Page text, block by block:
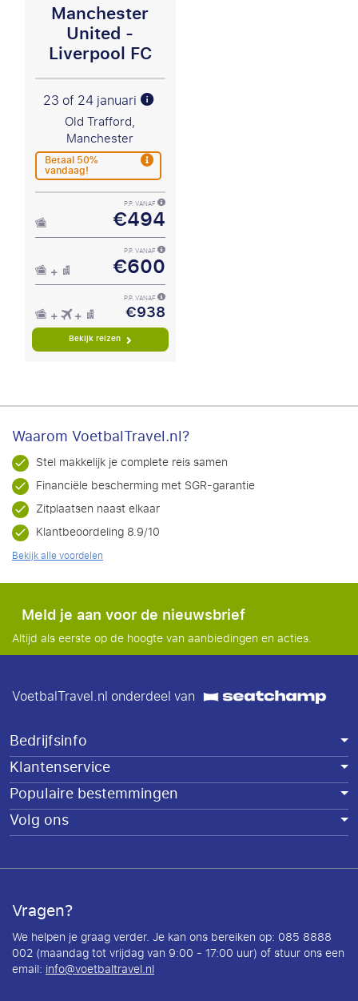
Manchester
United -
Liverpool FC
23 of 24 januari
Old Trafford,
Manchester
Betaal 50%
vandaag!
P.P. VANAF
€494
P.P. VANAF
€600
P.P. VANAF
€938
Bekijk reizen
Waarom VoetbalTravel.nl?
Stel makkelijk je complete reis samen
Financiële bescherming met SGR-garantie
Zitplaatsen naast elkaar
Klantbeoordeling 8.9/10
Bekijk alle voordelen
Meld je aan voor de nieuwsbrief
Altijd als eerste op de hoogte van aanbiedingen en acties.
VoetbalTravel.nl onderdeel van
Bedrijfsinfo
Klantenservice
Populaire bestemmingen
Volg ons
Vragen?
We helpen je graag verder. Je kan ons bereiken op: 085 8888
002 (maandag tot vrijdag van 9:00 - 17:00 uur) of stuur ons een
email: info@voetbaltravel.nl